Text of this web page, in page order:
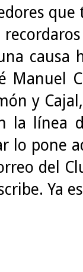
causa
Manuel
y
la línea
lo pone
del
Ya